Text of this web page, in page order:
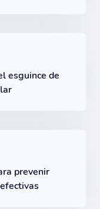
esguince de
prevenir